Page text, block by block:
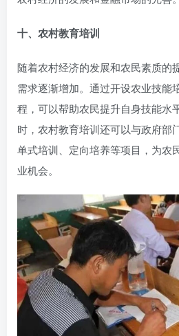
十、农村教育培训
随着农村经济的发展和农民素质的
需求逐渐增加。通过开设农业技能
程，可以帮助农民提升自身技能水
时，农村教育培训还可以与政府部
单式培训、定向培养等项目，为农
业机会。